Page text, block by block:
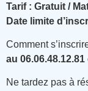
Tarif : Gratuit /
Date limite
Comment
au
Ne tardez pas à